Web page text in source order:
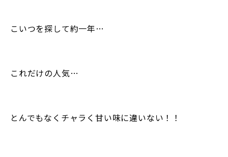
こいつを探して約一年…
これだけの人気…
とんでもなくチャラく甘い味に違いない！！